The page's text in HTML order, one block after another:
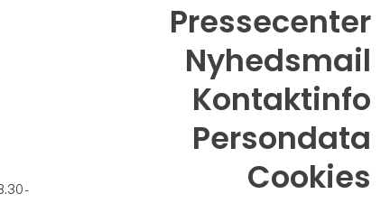
-
Pressecenter
Nyhedsmail
Kontaktinfo
Persondata
Cookies